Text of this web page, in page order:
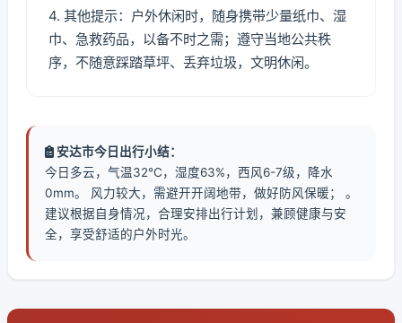
4. 其他提示：户外休闲时，随身携带少量纸巾、湿
巾、急救药品，以备不时之需；遵守当地公共秩
序，不随意踩踏草坪、丢弃垃圾，文明休闲。
安达市今日出行小结：
今日多云，气温32℃，湿度63%，西风6-7级，降水
0mm。 风力较大，需避开开阔地带，做好防风保暖； 。
建议根据自身情况，合理安排出行计划，兼顾健康与安
全，享受舒适的户外时光。